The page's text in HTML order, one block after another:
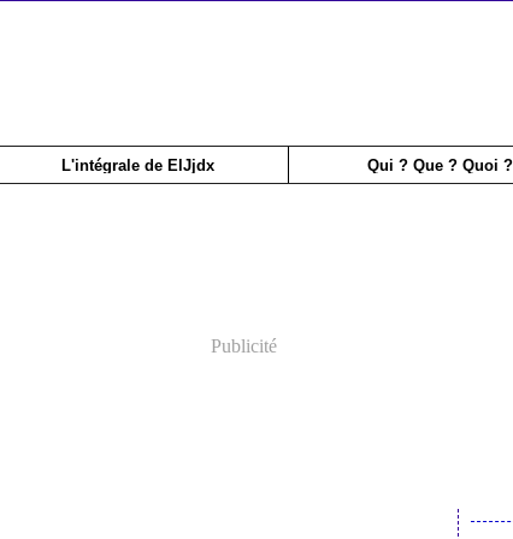
L'intégrale de ElJjdx Qui ? Que ? Quoi ?
Publicité